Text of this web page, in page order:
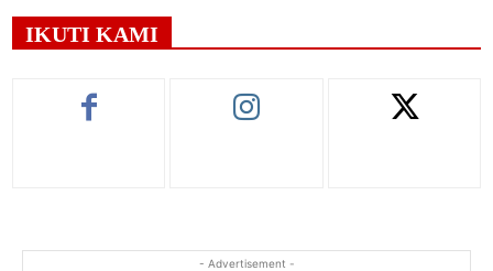
IKUTI KAMI
- Advertisement -